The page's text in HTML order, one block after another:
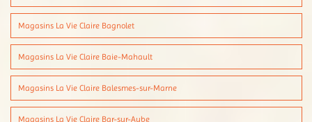
Magasins La Vie Claire Bagnolet
Magasins La Vie Claire Baie-Mahault
Magasins La Vie Claire Balesmes-sur-Marne
Magasins La Vie Claire Bar-sur-Aube